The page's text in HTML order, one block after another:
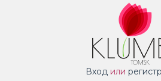
Вход или